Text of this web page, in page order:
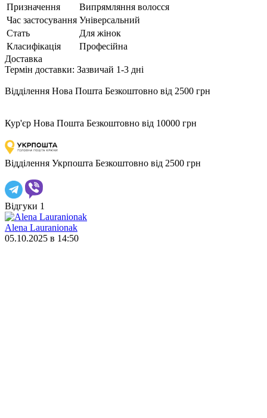
Призначення
Випрямляння волосся
Час застосування Універсальний
Стать
Для жінок
Класифікація
Професійна
Доставка
Термiн доставки: Зазвичай 1-3 днi
Відділення Нова Пошта Безкоштовно від 2500 грн
Кур'єр Нова Пошта Безкоштовно від 10000 грн
Відділення Укрпошта Безкоштовно від 2500 грн
Відгуки 1
Alena Lauranionak
05.10.2025 в 14:50